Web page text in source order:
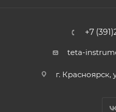
+7
teta-
г. Красноярск,